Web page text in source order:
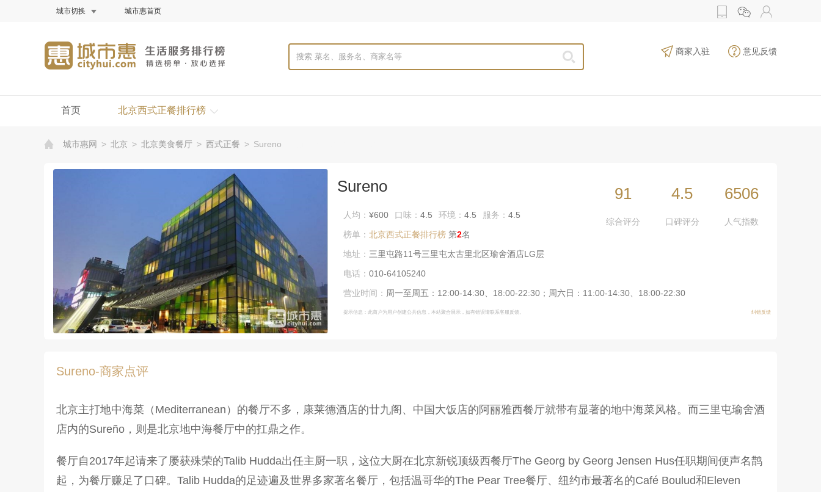
城市切换 城市惠首页
商家入驻 意见反馈
首页 北京西式正餐排行榜
城市惠网 > 北京 > 北京美食餐厅 > 西式正餐 > Sureno
Sureno
人均： ¥600 口味： 4.5 环境： 4.5 服务： 4.5
榜单： 北京西式正餐排行榜 第2名
地址： 三里屯路11号三里屯太古里北区瑜舍酒店LG层
电话： 010-64105240
营业时间： 周一至周五：12:00-14:30、18:00-22:30；周六日：11:00-14:30、18:00-22:30
提示信息：此商户为用户创建公共信息，本站聚合展示，如有错误请联系客服反馈。 纠错反馈
综合评分
91
口碑评分
4.5
人气指数
6506
Sureno-商家点评
北京主打地中海菜（Mediterranean）的餐厅不多，康莱德酒店的廿九阁、中国大饭店的阿丽雅西餐厅就带有显著的地中海菜风格。而三里屯瑜舍酒
店内的Sureño，则是北京地中海餐厅中的扛鼎之作。
餐厅自2017年起请来了屡获殊荣的Talib Hudda出任主厨一职，这位大厨在北京新锐顶级西餐厅The Georg by Georg Jensen Hus任职期间便声名鹊
起，为餐厅赚足了口碑。Talib Hudda的足迹遍及世界多家著名餐厅，包括温哥华的The Pear Tree餐厅、纽约市最著名的Café Boulud和Eleven